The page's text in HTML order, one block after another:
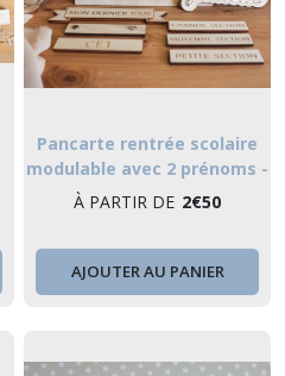
Pancarte rentrée scolaire
modulable avec 2 prénoms -
"Mes Souvenirs d'école"
À PARTIR DE 2€50
AJOUTER AU PANIER